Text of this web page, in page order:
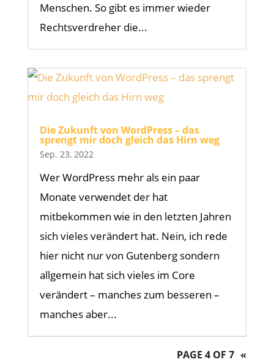
Menschen. So gibt es immer wieder
Rechtsverdreher die...
Die Zukunft von WordPress – das
sprengt mir doch gleich das Hirn weg
Sep. 23, 2022
Wer WordPress mehr als ein paar
Monate verwendet der hat
mitbekommen wie in den letzten Jahren
sich vieles verändert hat. Nein, ich rede
hier nicht nur von Gutenberg sondern
allgemein hat sich vieles im Core
verändert – manches zum besseren –
manches aber...
PAGE 4 OF 7 «